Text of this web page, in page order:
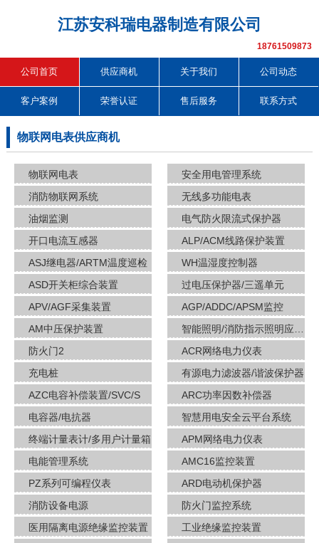
江苏安科瑞电器制造有限公司
18761509873
公司首页 供应商机 关于我们 公司动态
客户案例 荣誉认证 售后服务 联系方式
物联网电表供应商机
物联网电表
安全用电管理系统
消防物联网系统
无线多功能电表
油烟监测
电气防火限流式保护器
开口电流互感器
ALP/ACM线路保护装置
ASJ继电器/ARTM温度巡检
WH温湿度控制器
ASD开关柜综合装置
过电压保护器/三遥单元
APV/AGF采集装置
AGP/ADDC/APSM监控
AM中压保护装置
防火门2
ACR网络电力仪表
充电桩
有源电力滤波器/谐波保护器
AZC电容补偿装置/SVC/S
ARC功率因数补偿器
电容器/电抗器
智慧用电安全云平台系统
终端计量表计/多用户计量箱
APM网络电力仪表
电能管理系统
AMC16监控装置
PZ系列可编程仪表
ARD电动机保护器
消防设备电源
防火门监控系统
医用隔离电源绝缘监控装置
工业绝缘监控装置